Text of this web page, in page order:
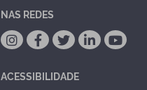
NAS REDES
ACESSIBILIDADE